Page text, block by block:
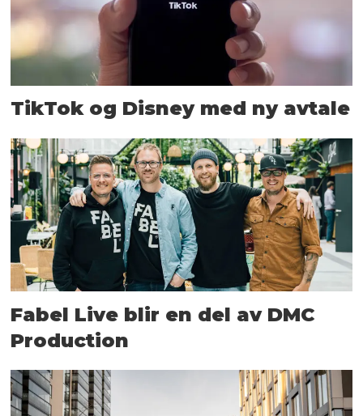
TikTok og Disney med ny avtale
Fabel Live blir en del av DMC
Production